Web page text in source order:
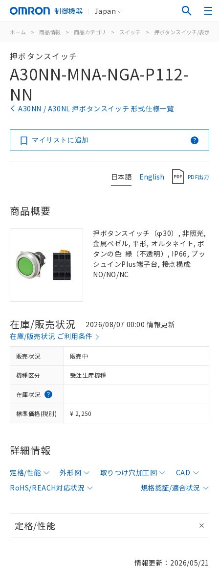
制御機器 Japan
ホーム > 商品情報 > 商品カテゴリ > スイッチ > 押ボタンスイッチ/表示灯
押ボタンスイッチ
A30NN-MNA-NGA-P112-
NN
A30NN / A30NL 押ボタンスイッチ 形式仕様一覧
マイリストに追加
日本語 English PDF出力
商品概要
押ボタンスイッチ（φ30）, 非照光,
金属ベゼル, 平形, オルタネイト, ボ
タンの色: 緑（不透明）, IP66, プッ
シュインPlus端子台, 接点構成:
NO/NO/NC
在庫/販売状況
2026/08/07 00:00 情報更新
在庫/販売状況 ご利用条件
販売状況 販売中
機種区分 受注生産機種
在庫状況
標準価格(税別) ¥ 2,250
詳細情報
定格/性能 外形図 取りつけ穴加工図
CAD
RoHS/REACH対応状況
規格認証/適合状況
定格/性能
情報更新：2026/05/21